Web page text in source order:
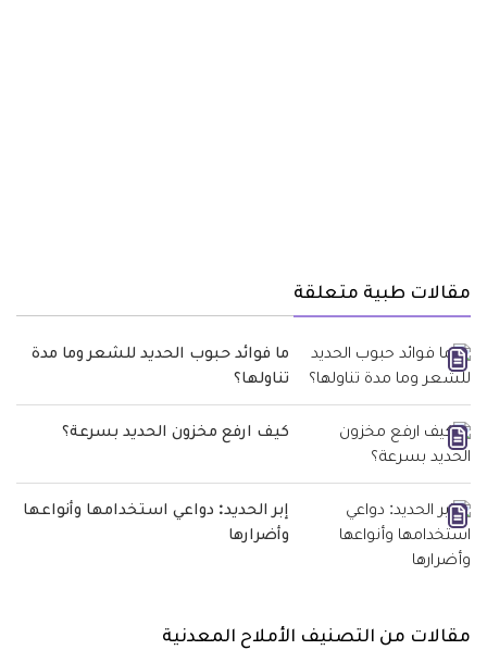
مقالات طبية متعلقة
ما فوائد حبوب الحديد للشعر وما مدة
تناولها؟
كيف ارفع مخزون الحديد بسرعة؟
إبر الحديد: دواعي استخدامها وأنواعها
وأضرارها
مقالات من التصنيف الأملاح المعدنية